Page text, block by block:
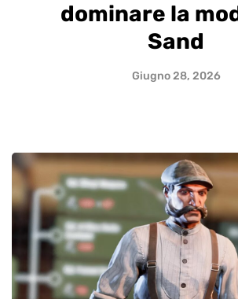
dominare la
Sand
Giugno 28, 2026